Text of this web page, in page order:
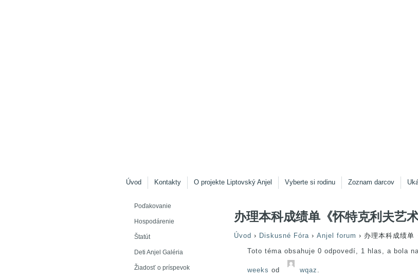
Úvod Kontakty O projekte Liptovský Anjel Vyberte si rodinu Zoznam darcov
Poďakovanie
Hospodárenie
Štatút
Deti Anjel Galéria
Žiadosť o príspevok
办理本科成绩单《怀特克利夫艺
Úvod › Diskusné Fóra › Anjel forum › 办理本科成绩单
Toto téma obsahuje 0 odpovedí, 1 hlas, a bola
weeks od wqaz .